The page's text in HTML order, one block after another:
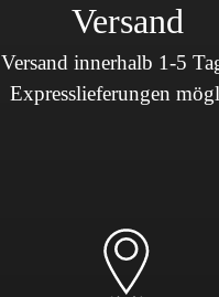
Versand
Versand innerhalb 1-5
Expresslieferungen